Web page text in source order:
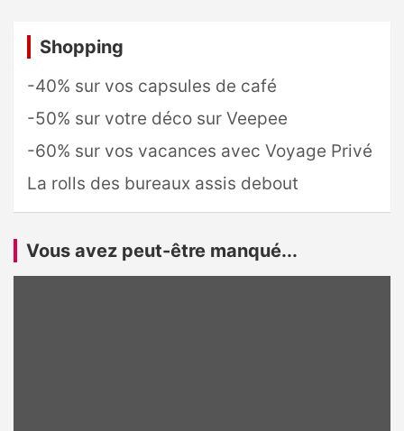
Shopping
-40% sur vos capsules de café
-50% sur votre déco sur Veepee
-60% sur vos vacances avec Voyage Privé
La rolls des bureaux assis debout
Vous avez peut-être manqué...